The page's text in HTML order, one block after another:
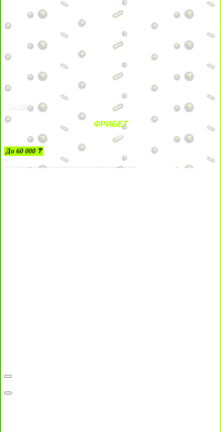
На сайт
ФРИБЕТ
ЗА ДЕПОЗИТЫ
До 60 000 ₸
21+
Лицензии №24514359, выданной комитетом индустрии туризма Министерства культуры и спорта Республики Казахстан срок до 27 сентября 2034 года.